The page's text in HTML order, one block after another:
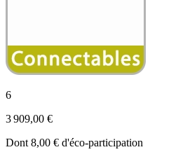
6
3 909,00 €
Dont 8,00 € d'éco-participation